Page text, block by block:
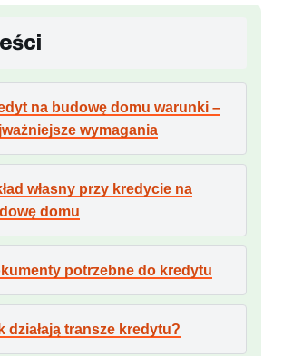
na budowę domu warunki –
wymagania
własny przy kredycie na
domu
potrzebne do kredytu
działają transze kredytu?